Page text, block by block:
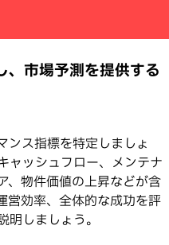
市場予測を提供する
ンス指標を特定しましょ
ャッシュフロー、メンテナ
、物件価値の上昇などが含
営効率、全体的な成功を評
しましょう。